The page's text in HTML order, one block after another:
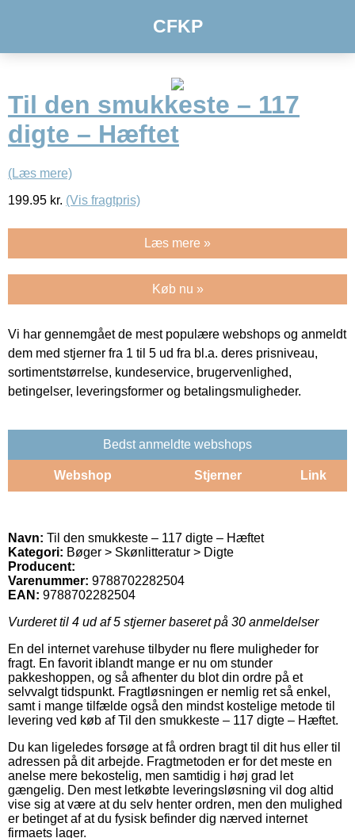
CFKP
Til den smukkeste – 117
digte – Hæftet
(Læs mere)
199.95 kr. (Vis fragtpris)
Læs mere »
Køb nu »
Vi har gennemgået de mest populære webshops og anmeldt
dem med stjerner fra 1 til 5 ud fra bl.a. deres prisniveau,
sortimentstørrelse, kundeservice, brugervenlighed,
betingelser, leveringsformer og betalingsmuligheder.
Bedst anmeldte webshops
Webshop Stjerner Link
Navn: Til den smukkeste – 117 digte – Hæftet
Kategori: Bøger > Skønlitteratur > Digte
Producent:
Varenummer: 9788702282504
EAN: 9788702282504
Vurderet til 4 ud af 5 stjerner baseret på 30 anmeldelser
En del internet varehuse tilbyder nu flere muligheder for
fragt. En favorit iblandt mange er nu om stunder
pakkeshoppen, og så afhenter du blot din ordre på et
selvvalgt tidspunkt. Fragtløsningen er nemlig ret så enkel,
samt i mange tilfælde også den mindst kostelige metode til
levering ved køb af Til den smukkeste – 117 digte – Hæftet.
Du kan ligeledes forsøge at få ordren bragt til dit hus eller til
adressen på dit arbejde. Fragtmetoden er for det meste en
anelse mere bekostelig, men samtidig i høj grad let
gængelig. Den mest letkøbte leveringsløsning vil dog altid
vise sig at være at du selv henter ordren, men den mulighed
er betinget af at du fysisk befinder dig nærved internet
firmaets lager.